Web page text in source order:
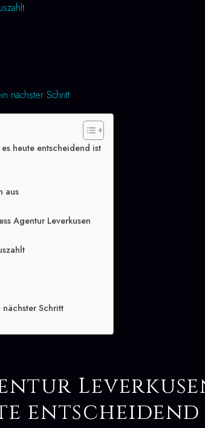
nächster Schritt
heute entscheidend ist
aus
Agentur Leverkusen
Schritt